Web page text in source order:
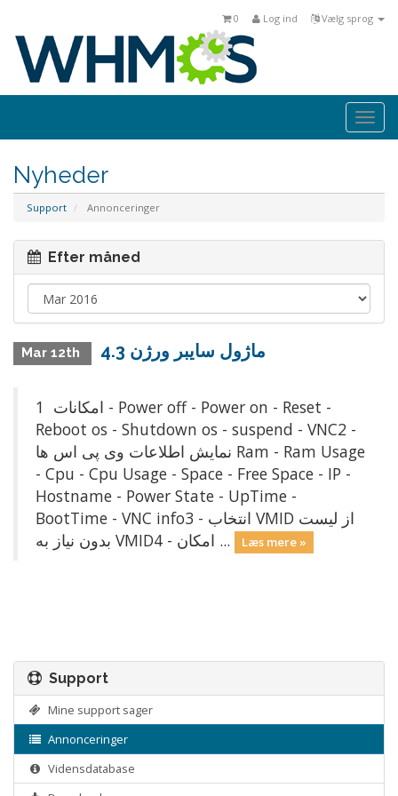
Vælg sprog
Log ind
0
Nyheder
Support Annonceringer
Efter måned
Mar 12th ماژول سايبر ورژن 4.3
امکانات 1 - Power off - Power on - Reset -
Reboot os - Shutdown os - suspend - VNC2 -
نمایش اطلاعات وی پی اس ها Ram - Ram Usage
- Cpu - Cpu Usage - Space - Free Space - IP -
Hostname - Power State - UpTime -
BootTime - VNC info3 - انتخاب VMID از لیست
بدون نياز به VMID4 - امکان ...
Læs mere »
Support
Mine support sager
Annonceringer
Vidensdatabase